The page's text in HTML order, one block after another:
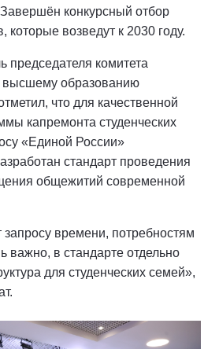
конкурсный отбор
которые возведут к 2030 году.
председателя комитета
высшему образованию
что для качественной
капремонта студенческих
«Единой России»
стандарт проведения
общежитий современной
запросу времени, потребностям
важно, в стандарте отдельно
для студенческих семей»,